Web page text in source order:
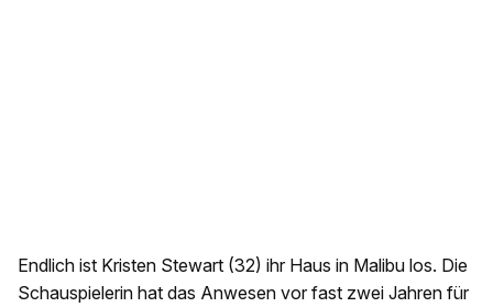
Endlich ist Kristen Stewart (32) ihr Haus in Malibu los. Die
Schauspielerin hat das Anwesen vor fast zwei Jahren für